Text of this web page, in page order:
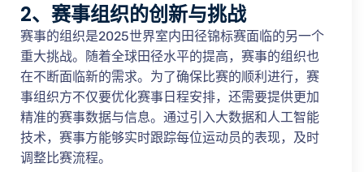
2、赛事组织的创新与挑战
赛事的组织是2025世界室内田径锦标赛面临的另一个
重大挑战。随着全球田径水平的提高，赛事的组织也
在不断面临新的需求。为了确保比赛的顺利进行，赛
事组织方不仅要优化赛事日程安排，还需要提供更加
精准的赛事数据与信息。通过引入大数据和人工智能
技术，赛事方能够实时跟踪每位运动员的表现，及时
调整比赛流程。